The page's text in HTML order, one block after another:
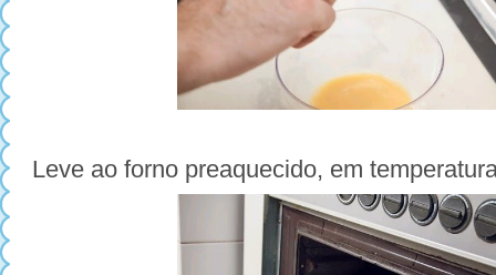
Leve ao forno preaquecido, em